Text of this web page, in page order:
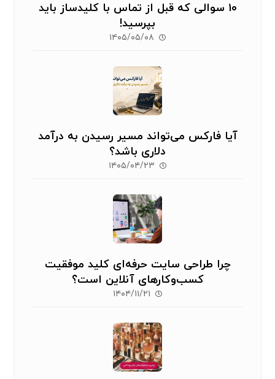
۱۰ سوالی که قبل از تماس با کلیدساز باید
بپرسید!
۱۴۰۵/۰۵/۰۸
آیا فارکس می‌تواند مسیر رسیدن به درآمد
دلاری باشد؟
۱۴۰۵/۰۴/۲۳
چرا طراحی سایت حرفه‌ای کلید موفقیت
کسب‌وکارهای آنلاین است؟
۱۴۰۴/۱۱/۲۱